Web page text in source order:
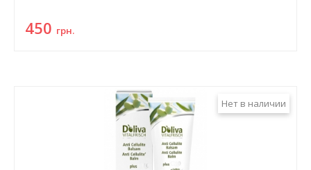
450 грн.
Нет в наличии